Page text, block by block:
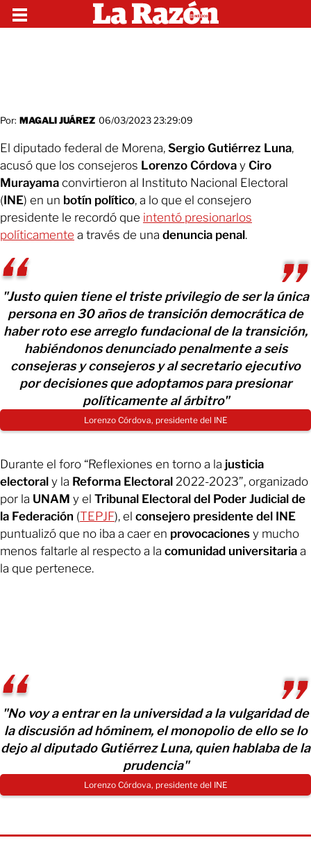
Por: MAGALI JUÁREZ 06/03/2023 23:29:09
El diputado federal de Morena, Sergio Gutiérrez Luna,
acusó que los consejeros Lorenzo Córdova y Ciro
Murayama convirtieron al Instituto Nacional Electoral
(INE) en un botín político, a lo que el consejero
presidente le recordó que intentó presionarlos
políticamente a través de una denuncia penal.
"Justo quien tiene el triste privilegio de ser la única
persona en 30 años de transición democrática de
haber roto ese arreglo fundacional de la transición,
habiéndonos denunciado penalmente a seis
consejeras y consejeros y al secretario ejecutivo
por decisiones que adoptamos para presionar
políticamente al árbitro"
Lorenzo Córdova, presidente del INE
Durante el foro “Reflexiones en torno a la justicia
electoral y la Reforma Electoral 2022-2023”, organizado
por la UNAM y el Tribunal Electoral del Poder Judicial de
la Federación (TEPJF), el consejero presidente del INE
puntualizó que no iba a caer en provocaciones y mucho
menos faltarle al respecto a la comunidad universitaria a
la que pertenece.
"No voy a entrar en la universidad a la vulgaridad de
la discusión ad hóminem, el monopolio de ello se lo
dejo al diputado Gutiérrez Luna, quien hablaba de la
prudencia"
Lorenzo Córdova, presidente del INE